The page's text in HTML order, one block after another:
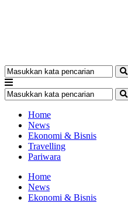
Home
News
Ekonomi & Bisnis
Travelling
Pariwara
Home
News
Ekonomi & Bisnis